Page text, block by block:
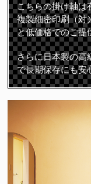
こちらの掛け軸は
複製細密印刷（対
と低価格でのご提
さらに日本製の高
で長期保存にも安